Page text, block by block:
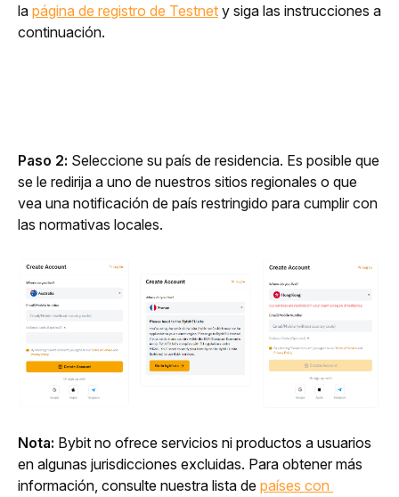
la página de registro de Testnet y siga las instrucciones a
continuación.
Paso 2: Seleccione su país de residencia. Es posible que
se le redirija a uno de nuestros sitios regionales o que
vea una notificación de país restringido para cumplir con
las normativas locales.
Nota: Bybit no ofrece servicios ni productos a usuarios
en algunas jurisdicciones excluidas. Para obtener más
información, consulte nuestra lista de países con